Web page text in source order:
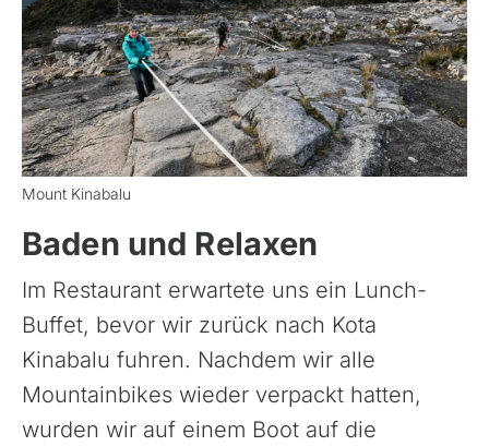
Mount Kinabalu
Baden und Relaxen
Im Restaurant erwartete uns ein Lunch-
Buffet, bevor wir zurück nach Kota
Kinabalu fuhren. Nachdem wir alle
Mountainbikes wieder verpackt hatten,
wurden wir auf einem Boot auf die